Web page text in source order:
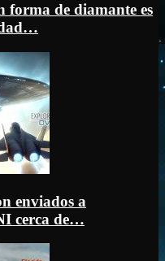
forma de diamante es
enviados a
cerca de…